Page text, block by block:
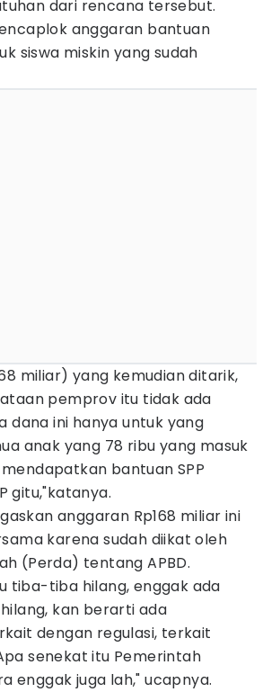
dari rencana tersebut.
anggaran bantuan
siswa miskin yang sudah
miliar) yang kemudian ditarik,
pemprov itu tidak ada
dana ini hanya untuk yang
anak yang 78 ribu yang masuk
bantuan SPP
gitu,"katanya.
anggaran Rp168 miliar ini
karena sudah diikat oleh
(Perda) tentang APBD.
tiba-tiba hilang, enggak ada
kan berarti ada
dengan regulasi, terkait
senekat itu Pemerintah
enggak juga lah," ucapnya.